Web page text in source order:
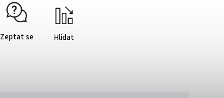
Zeptat se Hlídat